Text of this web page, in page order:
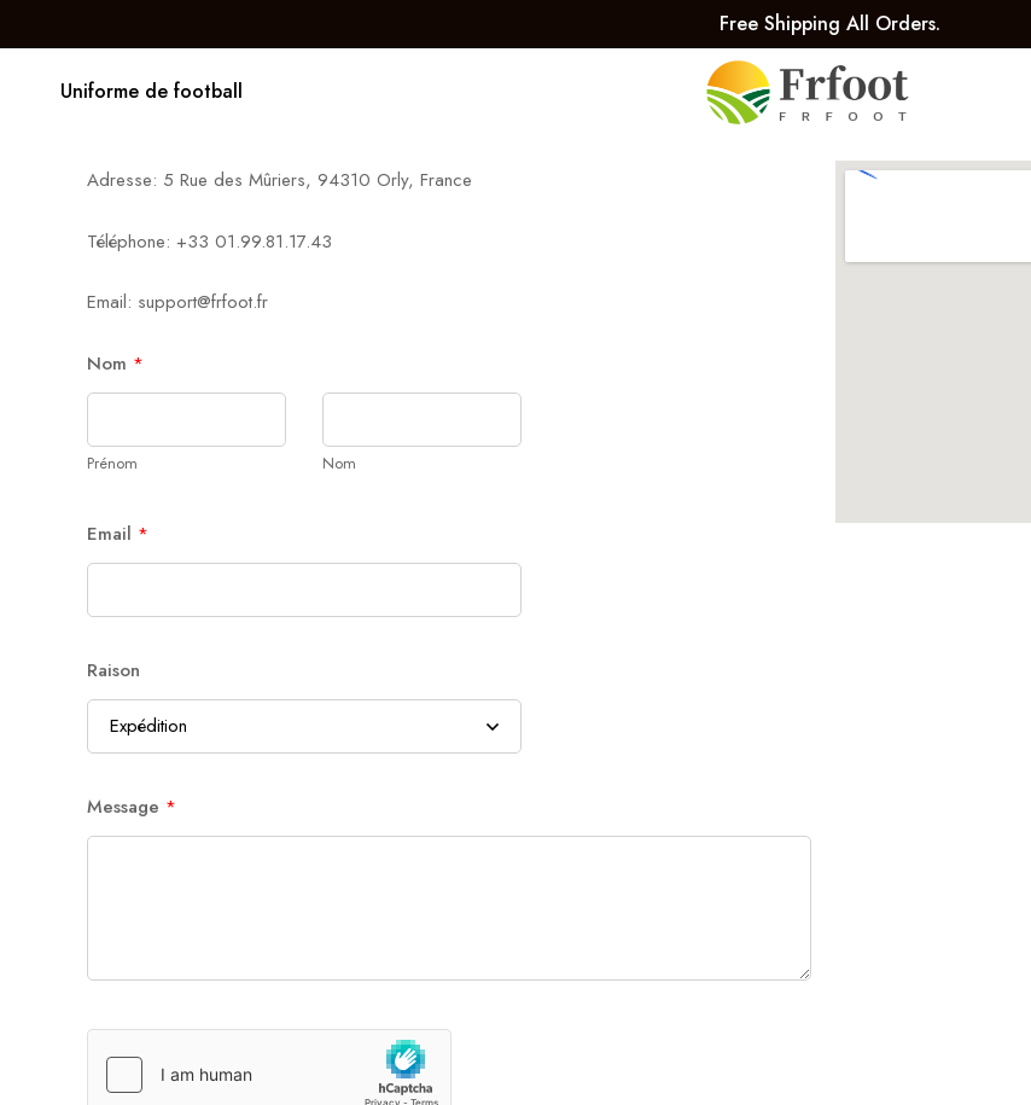
Free Shipping All Orders.
Uniforme de football
Adresse: 5 Rue des Mûriers, 94310 Orly, France
Téléphone: +33 01.99.81.17.43
Email: support@frfoot.fr
Nom *
Prénom Nom
Email *
Raison
Message *